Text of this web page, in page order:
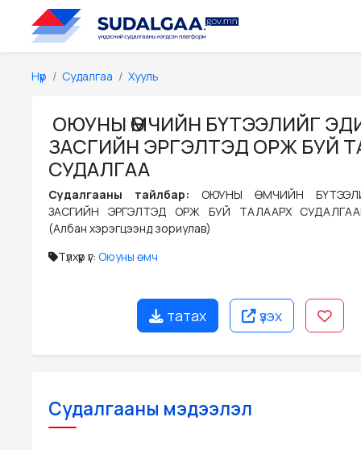
Нүүр Судалгаа Хууль
ОЮУНЫ ӨМЧИЙН БҮТЭЭЛИЙГ
ЗАСГИЙН ЭРГЭЛТЭД ОРЖ БУЙ
СУДАЛГАА
Судалгааны тайлбар: ОЮУНЫ ӨМЧИЙН
ЗАСГИЙН ЭРГЭЛТЭД ОРЖ БУЙ ТАЛААРХ
(Албан хэрэгцээнд зориулав)
Түлхүүр үг: Оюуны өмч
татах үзэх
Судалгааны мэдээлэл